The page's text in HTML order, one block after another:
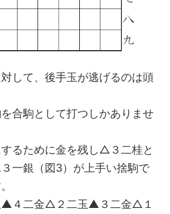
して、後手玉が逃げるのは頭
合駒として打つしかありませ
るために金を残し△３二桂と
一銀（図3）が上手い捨駒で
▲４二金△２二玉▲３二金△１